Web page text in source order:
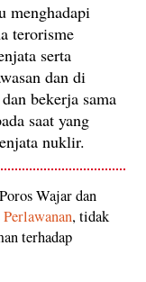
menghadapi
terorisme
serta
dan di
bekerja sama
saat yang
nuklir.
Wajar dan
, tidak
terhadap